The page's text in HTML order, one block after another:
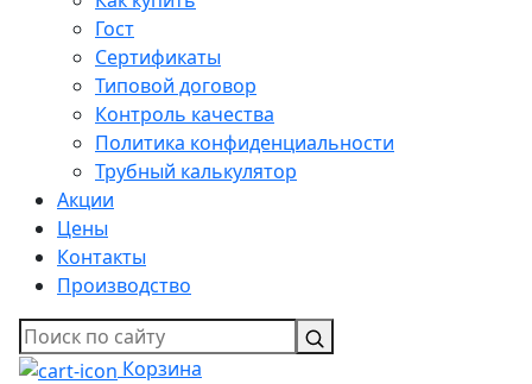
Гост
Сертификаты
Типовой договор
Контроль качества
Политика конфиденциальности
Трубный калькулятор
Акции
Цены
Контакты
Производство
Корзина